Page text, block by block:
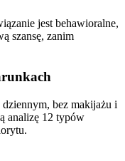
jest behawioralne,
szansę, zanim
bez makijażu i
analizę 12 typów